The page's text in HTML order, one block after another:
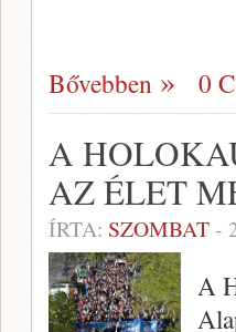
Bővebben 0
A
AZ ÉLET
ÍRTA: SZOMBAT-
A